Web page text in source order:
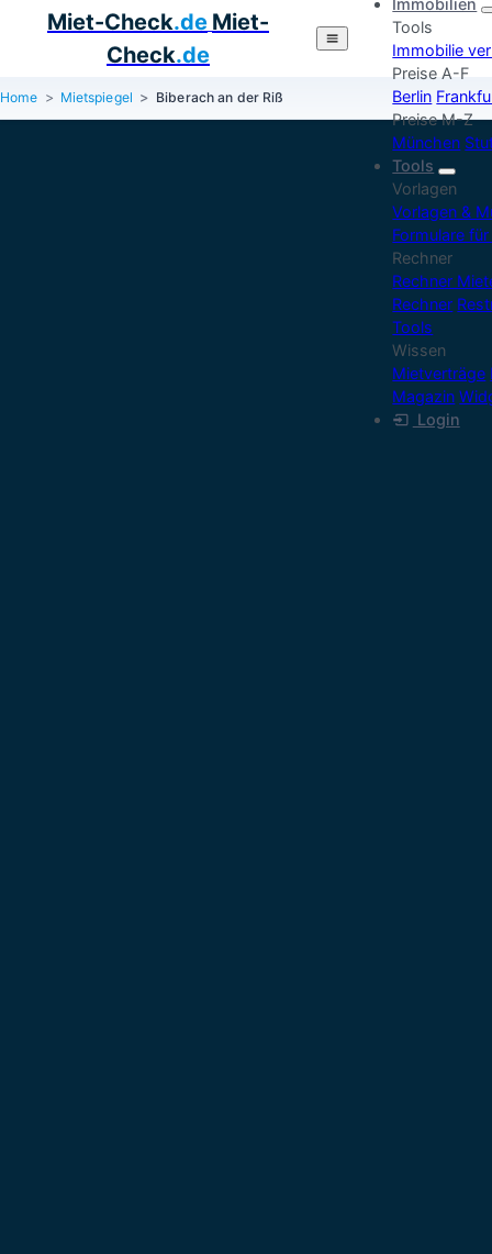
Miet-Check.de Miet-
Check.de
Immobilien
Tools
Immobilie
Preise A-F
Berlin
Preise M-Z
München
Tools
Vorlagen
Vorlagen &
Formulare
Rechner
Rechner
Rechner
Tools
Wissen
Mietverträge
Magazin
Login
Home Mietspiegel Biberach an der Riß